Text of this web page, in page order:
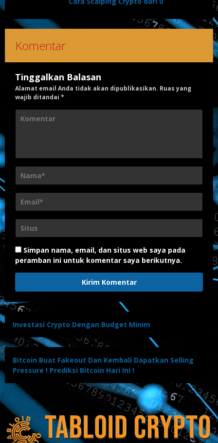
Komentar
Tinggalkan Balasan
Alamat email Anda tidak akan dipublikasikan. Ruas yang
wajib ditandai *
Simpan nama, email, dan situs web saya pada
peramban ini untuk komentar saya berikutnya.
Investasi Crypto Dengan Budget Minim
Bitcoin Buat Fakeout Dan Kembali Dapatkan Selling
Pressure ! Prediksi Bitcoin Hari Ini !